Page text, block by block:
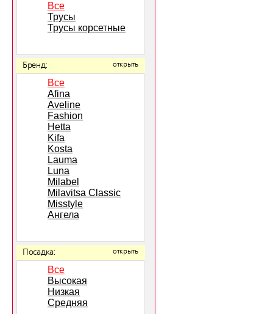
Все
Трусы
Трусы корсетные
Бренд: открыть
Все
Afina
Aveline
Fashion
Hetta
Kifa
Kosta
Lauma
Luna
Milabel
Milavitsa Classic
Misstyle
Ангела
Посадка: открыть
Все
Высокая
Низкая
Средняя